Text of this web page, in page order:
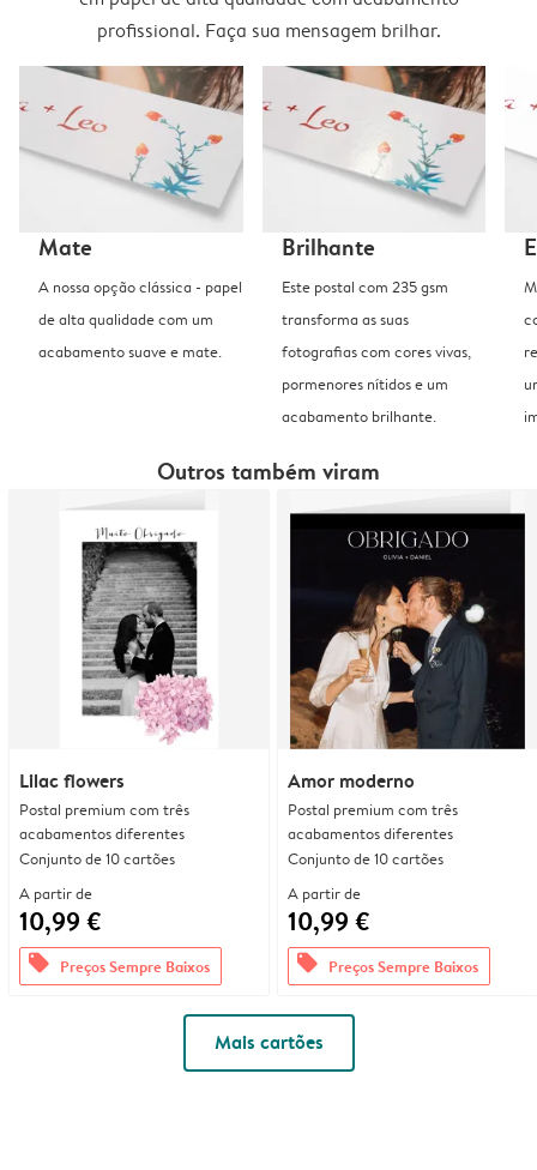
profissional. Faça sua mensagem brilhar.
Mate
A nossa opção clássica - papel
de alta qualidade com um
acabamento suave e mate.
Brilhante
Este postal com 235 gsm
transforma as suas
fotografias com cores vivas,
pormenores nítidos e um
acabamento brilhante.
Outros também viram
Lilac flowers
Postal premium com três
acabamentos diferentes
Conjunto de 10 cartões
A partir de
10,99 €
offers Preços Sempre Baixos
Amor moderno
Postal premium com três
acabamentos diferentes
Conjunto de 10 cartões
A partir de
10,99 €
offers Preços Sempre Baixos
Mais cartões